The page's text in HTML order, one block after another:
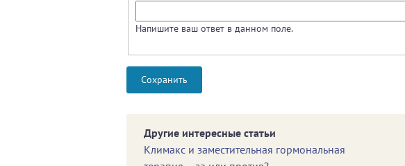
Напишите ваш ответ в данном поле.
Другие интересные статьи
Климакс и заместительная гормональная